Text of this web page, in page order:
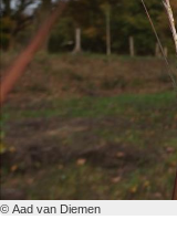
© Aad van Diemen